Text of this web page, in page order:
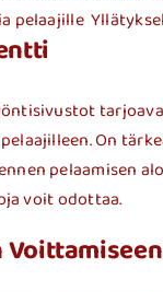
pelaajille
On
pelaamisen
voit odottaa.